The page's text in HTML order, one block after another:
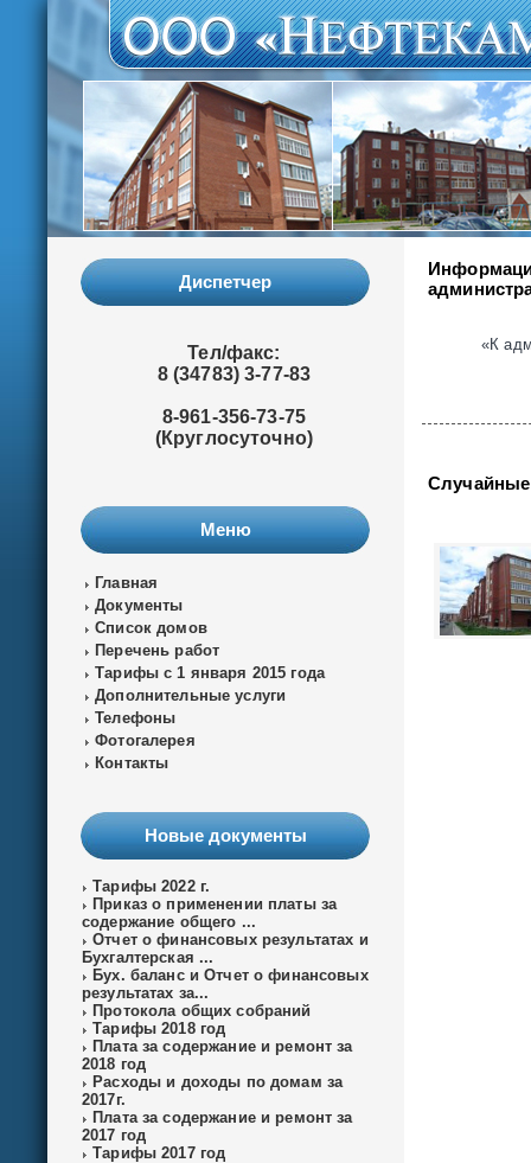
Диспетчер
Тел/факс:
8 (34783) 3-77-83
8-961-356-73-75
(Круглосуточно)
Меню
Главная
Документы
Список домов
Перечень работ
Тарифы с 1 января 2015 года
Дополнительные услуги
Телефоны
Фотогалерея
Контакты
Новые документы
Тарифы 2022 г.
Приказ о применении платы за
содержание общего ...
Отчет о финансовых результатах и
Бухгалтерская ...
Бух. баланс и Отчет о финансовых
результатах за...
Протокола общих собраний
Тарифы 2018 год
Плата за содержание и ремонт за
2018 год
Расходы и доходы по домам за
2017г.
Плата за содержание и ремонт за
2017 год
Тарифы 2017 год
«К